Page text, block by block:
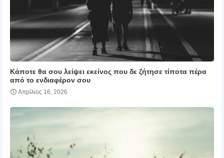
Κάποτε θα σου λείψει εκείνος που δε ζήτησε τίποτα πέρα
από το ενδιαφέρον σου
Απρίλιος 16, 2026